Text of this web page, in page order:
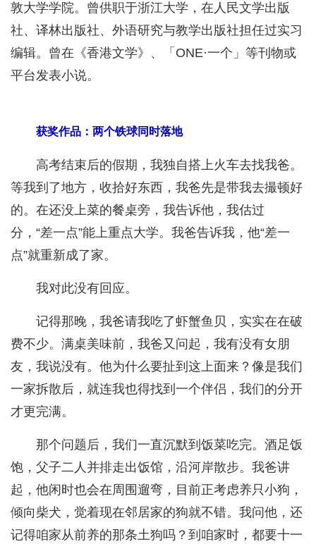
敦大学学院。曾供职于浙江大学，在人民文学出版
社、译林出版社、外语研究与教学出版社担任过实习
编辑。曾在《香港文学》、「ONE·一个」等刊物或
平台发表小说。
获奖作品：两个铁球同时落地
高考结束后的假期，我独自搭上火车去找我爸。
等我到了地方，收拾好东西，我爸先是带我去撮顿好
的。在还没上菜的餐桌旁，我告诉他，我估过
分，“差一点”能上重点大学。我爸告诉我，他“差一
点”就重新成了家。
我对此没有回应。
记得那晚，我爸请我吃了虾蟹鱼贝，实实在在破
费不少。满桌美味前，我爸又问起，我有没有女朋
友，我说没有。他为什么要扯到这上面来？像是我们
一家拆散后，就连我也得找到一个伴侣，我们的分开
才更完满。
那个问题后，我们一直沉默到饭菜吃完。酒足饭
饱，父子二人并排走出饭馆，沿河岸散步。我爸讲
起，他闲时也会在周围遛弯，目前正考虑养只小狗，
倾向柴犬，觉着现在邻居家的狗就不错。我问他，还
记得咱家从前养的那条土狗吗？到咱家时，都要十一